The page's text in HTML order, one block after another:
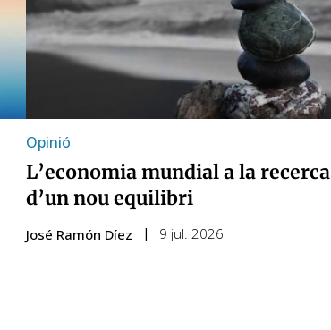
Opinió
L’economia mundial a la recerca
d’un nou equilibri
José Ramón Díez 9 jul. 2026